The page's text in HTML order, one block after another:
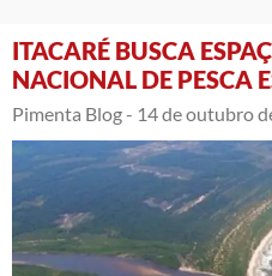
ITACARÉ BUSCA
NACIONAL DE PESCA
Pimenta Blog - 14 de outubro